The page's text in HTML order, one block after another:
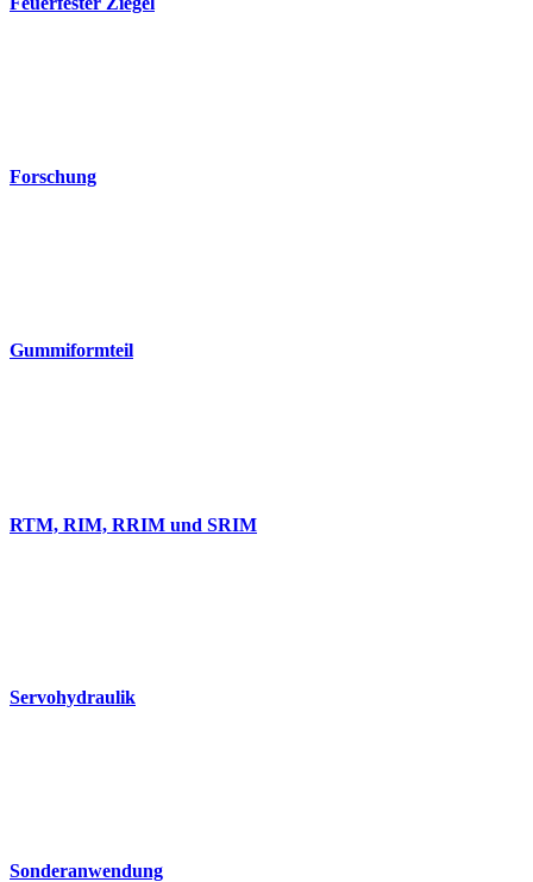
Forschung
Gummiformteil
RTM, RIM, RRIM und SRIM
Servohydraulik
Sonderanwendung